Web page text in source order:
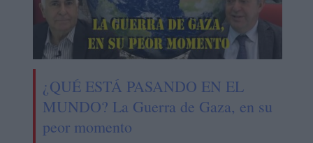
¿QUÉ ESTÁ PASANDO EN EL
MUNDO? La Guerra de Gaza, en su
peor momento